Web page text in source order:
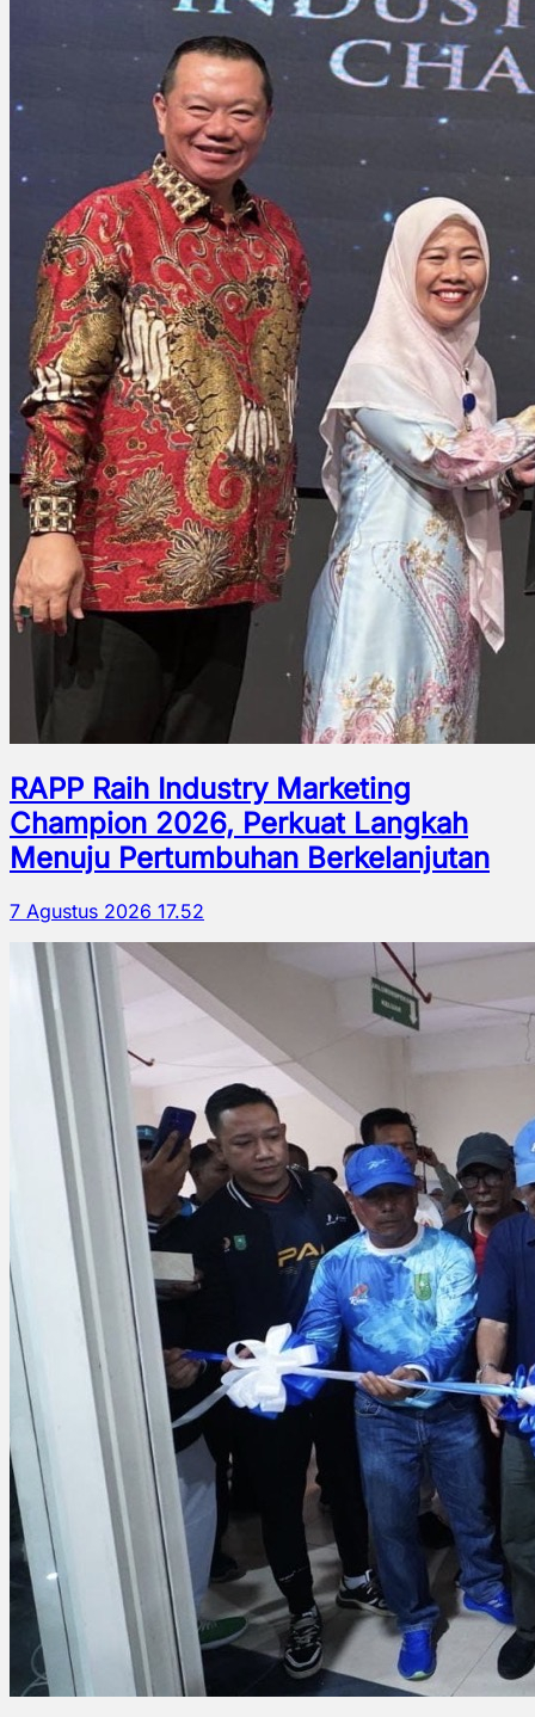
RAPP Raih Industry Marketing
Champion 2026, Perkuat Langkah
Menuju Pertumbuhan Berkelanjutan
7 Agustus 2026 17.52